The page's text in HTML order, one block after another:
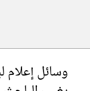
وسائل إعلام